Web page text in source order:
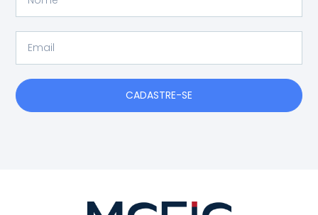
CADASTRE-SE